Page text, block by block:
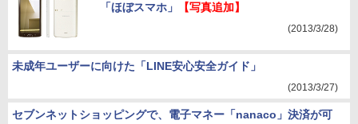
「ほぼスマホ」
【写真追加】
(2013/3/28)
未成年ユーザーに向けた「LINE安心安全ガイド」
(2013/3/27)
セブンネットショッピングで、電子マネー「nanaco」決済が可